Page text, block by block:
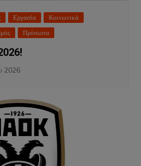
Εργασία
Κοινωνικά
Πρόσωπα
2026